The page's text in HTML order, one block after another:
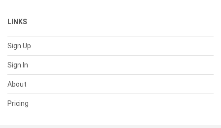
LINKS
Sign Up
Sign In
About
Pricing